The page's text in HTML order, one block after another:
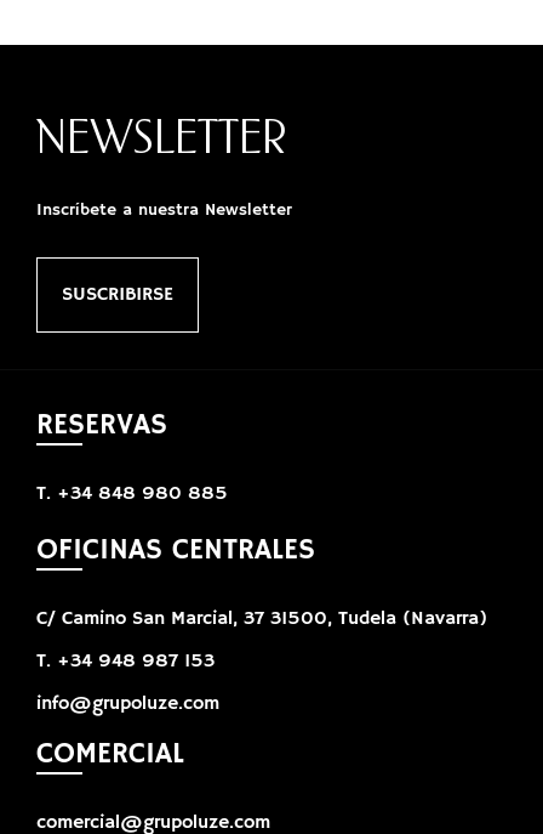
NEWSLETTER
Inscríbete a nuestra Newsletter
SUSCRIBIRSE
RESERVAS
T. +34 848 980 885
OFICINAS CENTRALES
C/ Camino San Marcial, 37 31500, Tudela (Navarra)
T. +34 948 987 153
info@grupoluze.com
COMERCIAL
comercial@grupoluze.com